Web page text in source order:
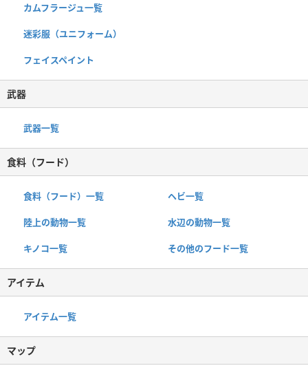
カムフラージュ一覧
迷彩服（ユニフォーム）
フェイスペイント
武器
武器一覧
食料（フード）
食料（フード）一覧 ヘビ一覧
陸上の動物一覧 水辺の動物一覧
キノコ一覧 その他のフード一覧
アイテム
アイテム一覧
マップ